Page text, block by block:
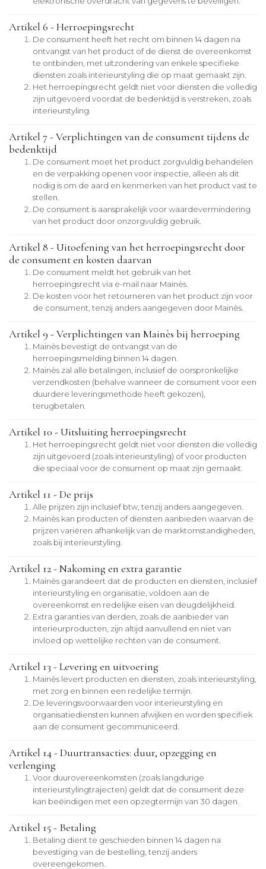
Artikel 6 - Herroepingsrecht
De consument heeft het recht om binnen 14 dagen na
ontvangst van het product of de dienst de overeenkomst
te ontbinden, met uitzondering van enkele specifieke
diensten zoals interieurstyling die op maat gemaakt zijn.
Het herroepingsrecht geldt niet voor diensten die volledig
zijn uitgevoerd voordat de bedenktijd is verstreken, zoals
interieurstyling.
Artikel 7 - Verplichtingen van de consument tijdens de
bedenktijd
De consument moet het product zorgvuldig behandelen
en de verpakking openen voor inspectie, alleen als dit
nodig is om de aard en kenmerken van het product vast te
stellen.
De consument is aansprakelijk voor waardevermindering
van het product door onzorgvuldig gebruik.
Artikel 8 - Uitoefening van het herroepingsrecht door
de consument en kosten daarvan
De consument meldt het gebruik van het
herroepingsrecht via e-mail naar Mainès.
De kosten voor het retourneren van het product zijn voor
de consument, tenzij anders aangegeven door Mainès.
Artikel 9 - Verplichtingen van Mainès bij herroeping
Mainès bevestigt de ontvangst van de
herroepingsmelding binnen 14 dagen.
Mainès zal alle betalingen, inclusief de oorspronkelijke
verzendkosten (behalve wanneer de consument voor een
duurdere leveringsmethode heeft gekozen),
terugbetalen.
Artikel 10 - Uitsluiting herroepingsrecht
Het herroepingsrecht geldt niet voor diensten die volledig
zijn uitgevoerd (zoals interieurstyling) of voor producten
die speciaal voor de consument op maat zijn gemaakt.
Artikel 11 - De prijs
Alle prijzen zijn inclusief btw, tenzij anders aangegeven.
Mainès kan producten of diensten aanbieden waarvan de
prijzen variëren afhankelijk van de marktomstandigheden,
zoals bij interieurstyling.
Artikel 12 - Nakoming en extra garantie
Mainès garandeert dat de producten en diensten, inclusief
interieurstyling en organisatie, voldoen aan de
overeenkomst en redelijke eisen van deugdelijkheid.
Extra garanties van derden, zoals de aanbieder van
interieurproducten, zijn altijd aanvullend en niet van
invloed op wettelijke rechten van de consument.
Artikel 13 - Levering en uitvoering
Mainès levert producten en diensten, zoals interieurstyling,
met zorg en binnen een redelijke termijn.
De leveringsvoorwaarden voor interieurstyling en
organisatiediensten kunnen afwijken en worden specifiek
aan de consument gecommuniceerd.
Artikel 14 - Duurtransacties: duur, opzegging en
verlenging
Voor duurovereenkomsten (zoals langdurige
interieurstylingtrajecten) geldt dat de consument deze
kan beëindigen met een opzegtermijn van 30 dagen.
Artikel 15 - Betaling
Betaling dient te geschieden binnen 14 dagen na
bevestiging van de bestelling, tenzij anders
overeengekomen.